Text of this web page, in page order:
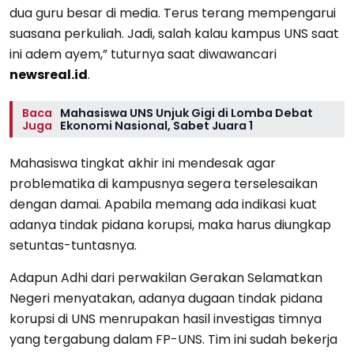
dua guru besar di media. Terus terang mempengarui
suasana perkuliah. Jadi, salah kalau kampus UNS saat
ini adem ayem,” tuturnya saat diwawancari
newsreal.id.
Baca
Juga
Mahasiswa UNS Unjuk Gigi di Lomba Debat
Ekonomi Nasional, Sabet Juara 1
Mahasiswa tingkat akhir ini mendesak agar
problematika di kampusnya segera terselesaikan
dengan damai. Apabila memang ada indikasi kuat
adanya tindak pidana korupsi, maka harus diungkap
setuntas-tuntasnya.
Adapun Adhi dari perwakilan Gerakan Selamatkan
Negeri menyatakan, adanya dugaan tindak pidana
korupsi di UNS menrupakan hasil investigas timnya
yang tergabung dalam FP-UNS. Tim ini sudah bekerja